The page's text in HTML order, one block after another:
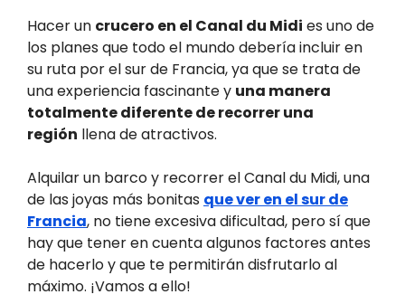
Hacer un crucero en el Canal du Midi es uno de
los planes que todo el mundo debería incluir en
su ruta por el sur de Francia, ya que se trata de
una experiencia fascinante y una manera
totalmente diferente de recorrer una
región llena de atractivos.
Alquilar un barco y recorrer el Canal du Midi, una
de las joyas más bonitas que ver en el sur de
Francia, no tiene excesiva dificultad, pero sí que
hay que tener en cuenta algunos factores antes
de hacerlo y que te permitirán disfrutarlo al
máximo. ¡Vamos a ello!